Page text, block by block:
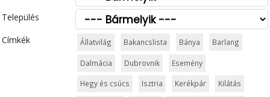
Település
Címkék
Állatvilág Bakancslista Bánya Barlang
Dalmácia Dubrovnik Esemény
Hegy és csúcs Isztria Kerékpár Kilátás